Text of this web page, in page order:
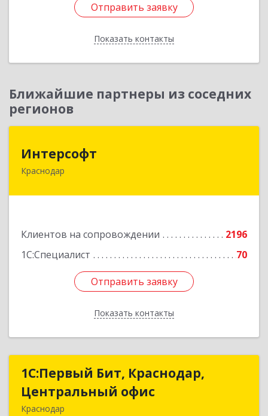
Отправить заявку
Показать контакты
Отправить заявку
Назад
Ближайшие партнеры из соседних
регионов
Интерсофт
Краснодар
Клиентов на сопровождении
2196
1С:Специалист
70
Отправить заявку
Показать контакты
350020, Краснодарский край, Краснодар г,
Отправить заявку
Назад
1С:Первый Бит, Краснодар,
Центральный офис
Краснодар
1С:Первый Бит, Краснодар,
Центральный офис